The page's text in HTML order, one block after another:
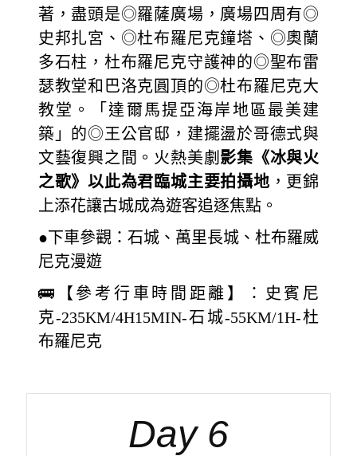
著，盡頭是◎羅薩廣場，廣場四周有◎
史邦扎宮、◎杜布羅尼克鐘塔、◎奧蘭
多石柱，杜布羅尼克守護神的◎聖布雷
瑟教堂和巴洛克圓頂的◎杜布羅尼克大
教堂。「達爾馬提亞海岸地區最美建
築」的◎王公官邸，建擺盪於哥德式與
文藝復興之間。火熱美劇 影集《冰與火
之歌》以此為君臨城主要拍攝地 ，更錦
上添花讓古城成為遊客追逐焦點。
●下車參觀：石城、萬里長城、杜布羅威
尼克漫遊
🚌【參考行車時間距離】：史賓尼
克-235KM/4H15MIN-石城-55KM/1H-杜
布羅尼克
Day 6